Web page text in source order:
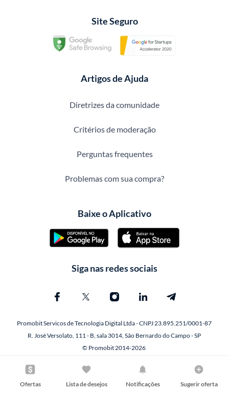
Ofertas Lista de desejos Notificações Sugerir oferta
Site Seguro
Artigos de Ajuda
Diretrizes da comunidade
Critérios de moderação
Perguntas frequentes
Problemas com sua compra?
Baixe o Aplicativo
Siga nas redes sociais
Promobit Servicos de Tecnologia Digital Ltda - CNPJ 23.895.251/0001-87
R. José Versolato, 111 - B, sala 3014, São Bernardo do Campo - SP
© Promobit 2014-2026